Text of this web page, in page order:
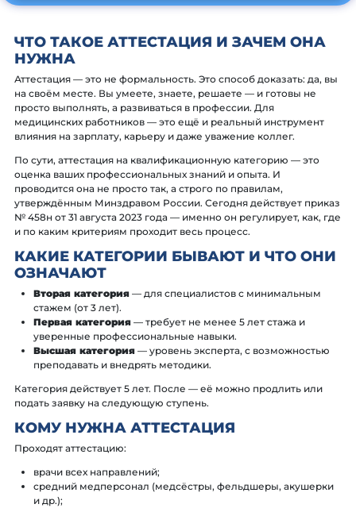
ЧТО ТАКОЕ АТТЕСТАЦИЯ И ЗАЧЕМ ОНА
НУЖНА
Аттестация — это не формальность. Это способ доказать: да, вы
на своём месте. Вы умеете, знаете, решаете — и готовы не
просто выполнять, а развиваться в профессии. Для
медицинских работников — это ещё и реальный инструмент
влияния на зарплату, карьеру и даже уважение коллег.
По сути, аттестация на квалификационную категорию — это
оценка ваших профессиональных знаний и опыта. И
проводится она не просто так, а строго по правилам,
утверждённым Минздравом России. Сегодня действует приказ
№ 458н от 31 августа 2023 года — именно он регулирует, как, где
и по каким критериям проходит весь процесс.
КАКИЕ КАТЕГОРИИ БЫВАЮТ И ЧТО ОНИ
ОЗНАЧАЮТ
Вторая категория — для специалистов с минимальным
стажем (от 3 лет).
Первая категория — требует не менее 5 лет стажа и
уверенные профессиональные навыки.
Высшая категория — уровень эксперта, с возможностью
преподавать и внедрять методики.
Категория действует 5 лет. После — её можно продлить или
подать заявку на следующую ступень.
КОМУ НУЖНА АТТЕСТАЦИЯ
Проходят аттестацию:
врачи всех направлений;
средний медперсонал (медсёстры, фельдшеры, акушерки
и др.);